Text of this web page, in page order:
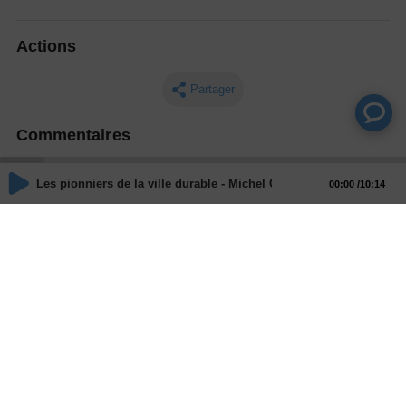
Actions
Partager
Commentaires
Aucun commentaire posté pour le moment
Les pionniers de la ville durable - Michel CADOT, CESA
00:00 10:14